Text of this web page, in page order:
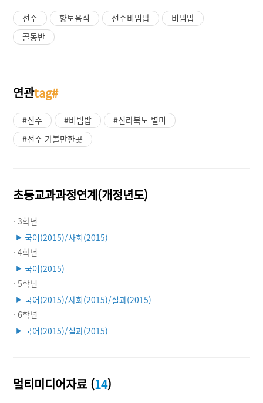
전주 향토음식 전주비빔밥
비빔밥
골동반
연관tag#
#전주 #비빔밥
#전라북도 별미
#전주 가볼만한곳
초등교과과정연계(개정년도)
· 3학년
▶ 국어(2015)/사회(2015)
· 4학년
▶ 국어(2015)
· 5학년
▶ 국어(2015)/사회(2015)/실과(2015)
· 6학년
▶ 국어(2015)/실과(2015)
멀티미디어자료 (14)